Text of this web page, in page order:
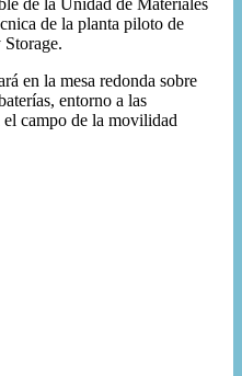
de la planta piloto de
en la mesa redonda sobre
entorno a las
campo de la movilidad